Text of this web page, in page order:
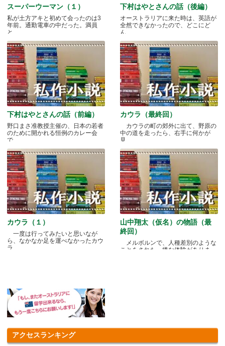
スーパーウーマン（１）
私が土方アキと初めて会ったのは3
年前。通勤電車の中だった。満員
と.....
下村はやとさんの話（後編）
オーストラリアに来た時は、英語が
全然できなかったので、どこにど
ん.....
下村はやとさんの話（前編）
野口まさ准教授主催の、日本の若者
のために開かれる恒例のカレー会
で.....
カウラ（最終回）
カウラの町の郊外に出て、野原の
中の道を走ったら、右手に何かが
見.....
カウラ（１）
一度は行ってみたいと思いなが
ら、なかなか足を運べなかったカウ
ラ.....
山中翔太（仮名）の物語（最
終回）
メルボルンで、人種差別のような
ことをされた、嫌な体験がありま
アクセスランキング